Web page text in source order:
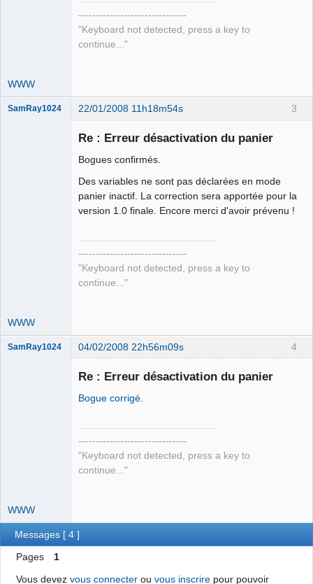
-------------------------------
"Keyboard not detected, press a key to
continue..."
WWW
3
SamRay1024 22/01/2008 11h18m54s
Re : Erreur désactivation du panier
Bogues confirmés.
Des variables ne sont pas déclarées en mode
panier inactif. La correction sera apportée pour la
version 1.0 finale. Encore merci d'avoir prévenu !
-------------------------------
"Keyboard not detected, press a key to
continue..."
WWW
4
SamRay1024 04/02/2008 22h56m09s
Re : Erreur désactivation du panier
Bogue corrigé
-------------------------------
"Keyboard not detected, press a key to
continue..."
WWW
Messages [ 4 ]
Pages
1
Vous devez vous connecterou vous inscrirepour pouvoir